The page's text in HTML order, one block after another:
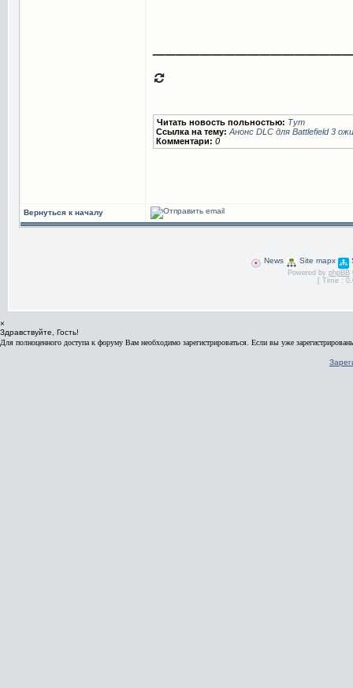
Читать новость польностью: Тут
Ссылка на тему: Анонс DLC для Battlefield 3
Комментари: 0
Вернуться к началу
News Site mapx
Powered by phpBB
[ Time :
×
Здравствуйте, Гость!
Для полноценного доступа к форуму Вам необходимо зарегистрироваться. Если вы уже